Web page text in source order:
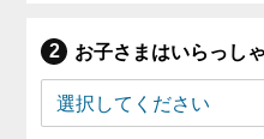
お子さまはいらっし